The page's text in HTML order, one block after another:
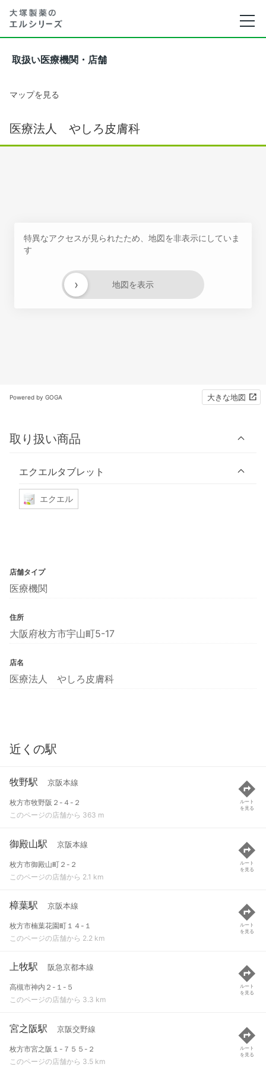
取扱い医療機関・店舗
マップを見る
医療法人 やしろ皮膚科
特異なアクセスが見られたため、地図を非表示にしていま
す
地図を表示
›
Powered by GOGA 大きな地図
取り扱い商品
エクエルタブレット
エクエル
店舗タイプ
医療機関
住所
大阪府枚方市宇山町5-17
店名
医療法人 やしろ皮膚科
近くの駅
牧野駅 京阪本線
枚方市牧野阪２-４-２
このページの店舗から 363 m
ルート
を見る
御殿山駅 京阪本線
枚方市御殿山町２-２
このページの店舗から 2.1 km
ルート
を見る
樟葉駅 京阪本線
枚方市楠葉花園町１４-１
このページの店舗から 2.2 km
ルート
を見る
上牧駅 阪急京都本線
高槻市神内２-１-５
このページの店舗から 3.3 km
ルート
を見る
宮之阪駅 京阪交野線
枚方市宮之阪１-７５５-２
このページの店舗から 3.5 km
ルート
を見る